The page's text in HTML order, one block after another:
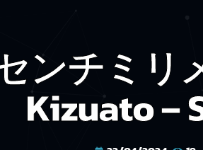
ンチミリ
Kizuato –